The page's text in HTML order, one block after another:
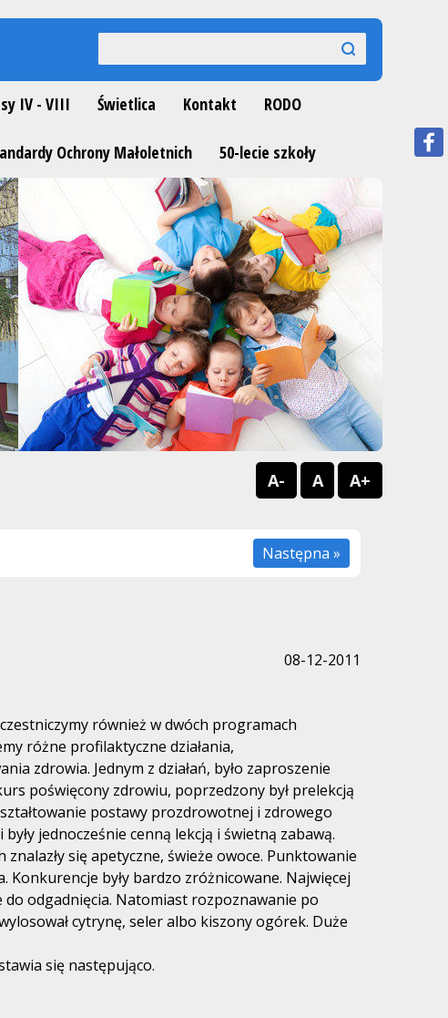
szukaj
IV - VIII Świetlica Kontakt RODO
Ochrony Małoletnich 50-lecie szkoły
Next
A- A A+
Następna »
08-12-2011
również w dwóch programach
różne profilaktyczne działania,
zdrowia. Jednym z działań, było zaproszenie
poświęcony zdrowiu, poprzedzony był prelekcją
postawy prozdrowotnej i zdrowego
jednocześnie cenną lekcją i świetną zabawą.
się apetyczne, świeże owoce. Punktowanie
Konkurencje były bardzo zróżnicowane. Najwięcej
do odgadnięcia. Natomiast rozpoznawanie po
cytrynę, seler albo kiszony ogórek. Duże
się następująco.